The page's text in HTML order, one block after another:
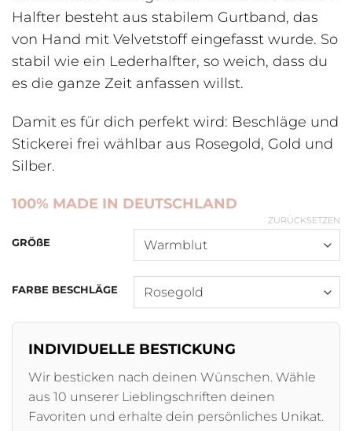
Halfter besteht aus stabilem Gurtband, das
von Hand mit Velvetstoff eingefasst wurde. So
stabil wie ein Lederhalfter, so weich, dass du
es die ganze Zeit anfassen willst.
Damit es für dich perfekt wird: Beschläge und
Stickerei frei wählbar aus Rosegold, Gold und
Silber.
100% MADE IN DEUTSCHLAND
GRÖßE
FARBE BESCHLÄGE
ZURÜCKSETZEN
INDIVIDUELLE BESTICKUNG
Wir besticken nach deinen Wünschen. Wähle
aus 10 unserer Lieblingschriften deinen
Favoriten und erhalte dein persönliches Unikat.